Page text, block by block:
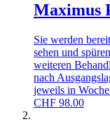
Maximus
Sie werden
sehen und
weiteren
nach
jeweils in
CHF 98.00